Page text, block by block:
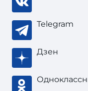
Telegram
Дзен